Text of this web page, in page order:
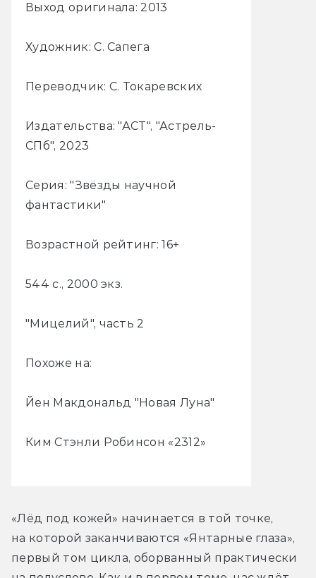
Выход оригинала: 2013
Художник: С. Сапега
Переводчик: С. Токаревских
Издательства: "АСТ", "Астрель-
СПб", 2023
Серия: "Звёзды научной
фантастики"
Возрастной рейтинг: 16+
544 с., 2000 экз.
"Мицелий", часть 2
Похоже на:
Йен Макдональд "Новая Луна"
Ким Стэнли Робинсон «2312»
«Лёд под кожей» начинается в той точке,
на которой заканчиваются «Янтарные глаза»,
первый том цикла, оборванный практически